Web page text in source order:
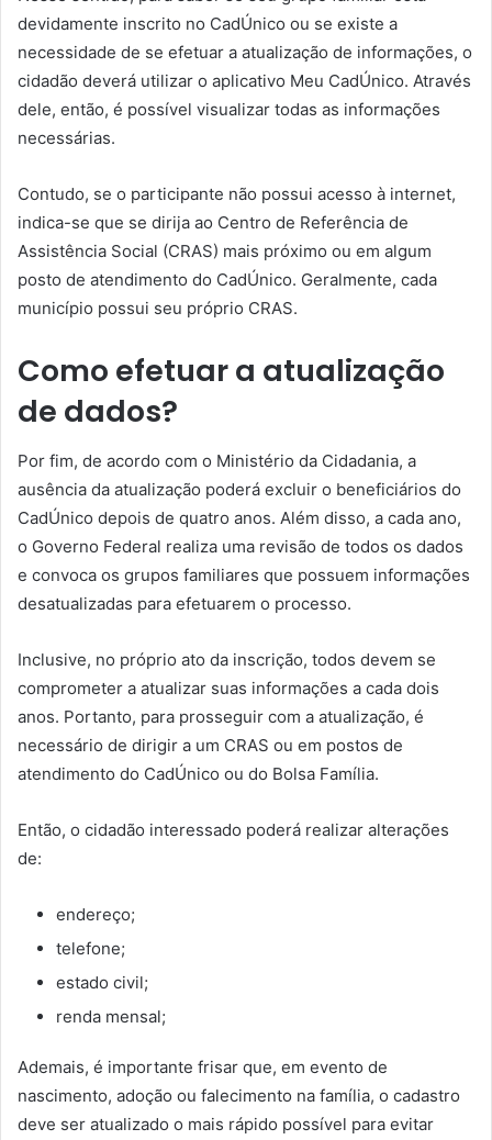
devidamente inscrito no CadÚnico ou se existe a
necessidade de se efetuar a atualização de informações, o
cidadão deverá utilizar o aplicativo Meu CadÚnico. Através
dele, então, é possível visualizar todas as informações
necessárias.
Contudo, se o participante não possui acesso à internet,
indica-se que se dirija ao Centro de Referência de
Assistência Social (CRAS) mais próximo ou em algum
posto de atendimento do CadÚnico. Geralmente, cada
município possui seu próprio CRAS.
Como efetuar a atualização
de dados?
Por fim, de acordo com o Ministério da Cidadania, a
ausência da atualização poderá excluir o beneficiários do
CadÚnico depois de quatro anos. Além disso, a cada ano,
o Governo Federal realiza uma revisão de todos os dados
e convoca os grupos familiares que possuem informações
desatualizadas para efetuarem o processo.
Inclusive, no próprio ato da inscrição, todos devem se
comprometer a atualizar suas informações a cada dois
anos. Portanto, para prosseguir com a atualização, é
necessário de dirigir a um CRAS ou em postos de
atendimento do CadÚnico ou do Bolsa Família.
Então, o cidadão interessado poderá realizar alterações
de:
endereço;
telefone;
estado civil;
renda mensal;
Ademais, é importante frisar que, em evento de
nascimento, adoção ou falecimento na família, o cadastro
deve ser atualizado o mais rápido possível para evitar